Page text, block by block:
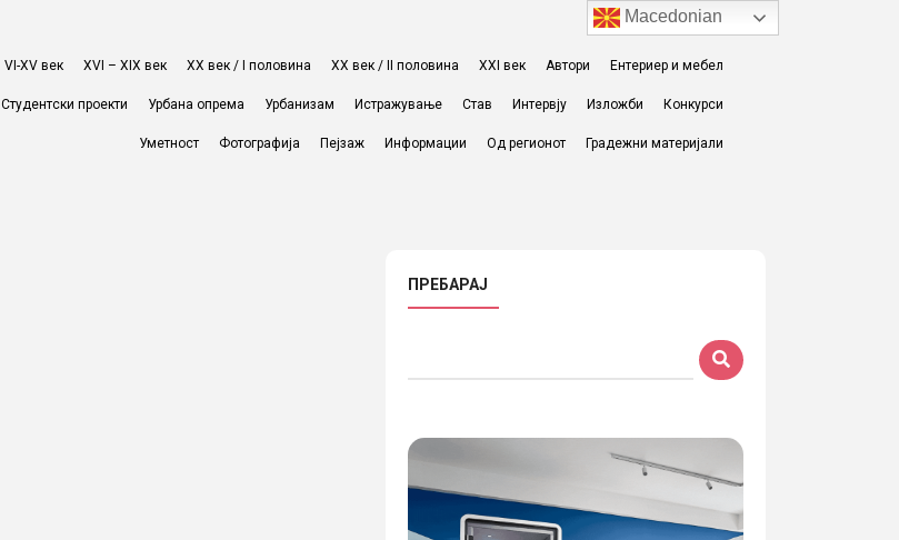
VI-XV век XVI – XIX век ХХ век / I половина ХХ век / II половина XXI век Автори Ентериер и мебел
Студентски проекти Урбана опрема Урбанизам Истражување Став Интервју Изложби Конкурси
Уметност Фотографија Пејзаж Информации Од регионот Градежни материјали
ПРЕБАРАЈ
Macedonian